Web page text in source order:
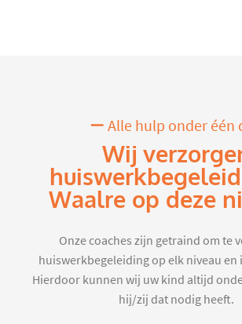
Alle hulp onder één
Wij
Waalre op deze
Onze coaches zijn getraind om te
huiswerkbegeleiding op elk niveau en
Hierdoor kunnen wij uw kind altijd
hij/zij dat nodig heeft.